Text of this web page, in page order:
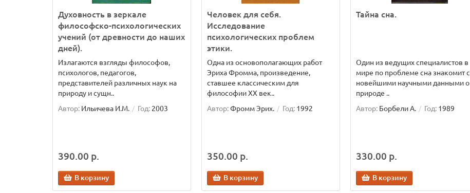
Духовность в зеркале
философско-психологических
учений (от древности до наших
дней).
Излагаются взгляды философов,
психологов, педагогов,
представителей различных наук на
природу и сущн..
Автор: Ильичева И.М. Год: 2003
390.00 р.
В корзину
Человек для себя.
Исследование
психологических проблем
этики.
Одна из основополагающих работ
Эриха Фромма, произведение,
ставшее классическим для
философии ХХ век..
Автор:Фромм Эрих. Год: 1992
350.00 р.
В корзину
Тайна сна.
Один из ведущих специалистов в
мире по проблеме сна знакомит с
новейшими научными данными о
природе ..
Автор: Борбели А. Год: 1989
330.00 р.
В корзину